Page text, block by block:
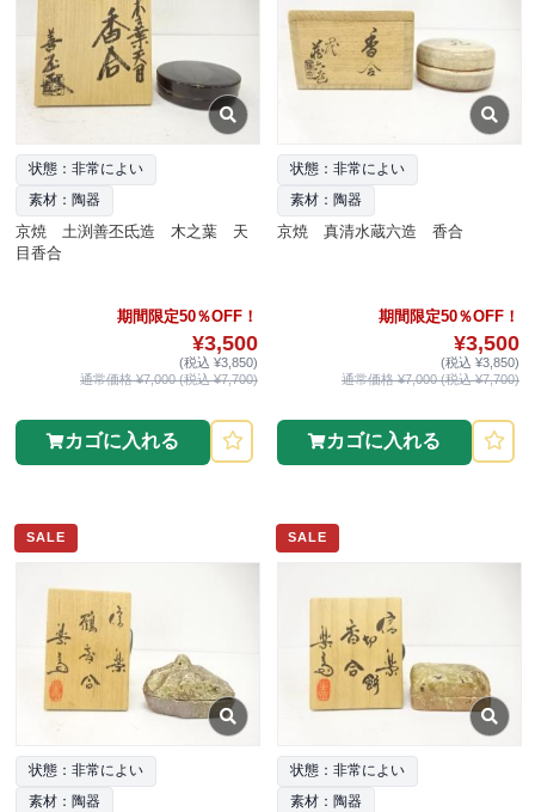
状態：非常によい
素材：陶器
京焼 土渕善丕氐造 木之葉 天
目香合
期間限定50％OFF！
¥3,500
(税込 ¥3,850)
通常価格 ¥7,000 (税込 ¥7,700)
カゴに入れる
状態：非常によい
素材：陶器
京焼 真清水蔵六造 香合
期間限定50％OFF！
¥3,500
(税込 ¥3,850)
通常価格 ¥7,000 (税込 ¥7,700)
カゴに入れる
SALE
状態：非常によい
素材：陶器
SALE
状態：非常によい
素材：陶器